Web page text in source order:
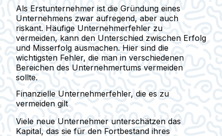
Als Erstunternehmer ist die Gründung eines
Unternehmens zwar aufregend, aber auch
riskant. Häufige Unternehmerfehler zu
vermeiden, kann den Unterschied zwischen Erfolg
und Misserfolg ausmachen. Hier sind die
wichtigsten Fehler, die man in verschiedenen
Bereichen des Unternehmertums vermeiden
sollte.
Finanzielle Unternehmerfehler, die es zu
vermeiden gilt
Viele neue Unternehmer unterschätzen das
Kapital, das sie für den Fortbestand ihres